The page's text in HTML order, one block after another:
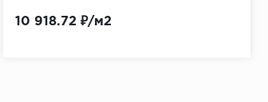
10 918.72 ₽/м2